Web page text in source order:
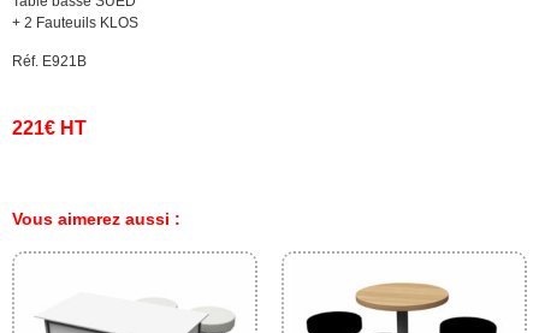
+ 2 Fauteuils KLOS
Réf. E921B
221€ HT
Vous aimerez aussi :